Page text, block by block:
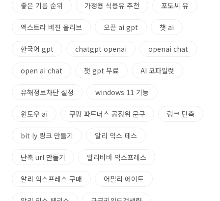
좋은 기름 순위 가정용 식용유 추천 포도씨 유
엑스트라 버진 올리브 오픈 ai gpt 챗 ai
한국어 gpt chatgpt openai openai chat
open ai chat 챗 gpt 무료 AI 코파일럿
유해정보차단 설정 windows 11 기능
윈도우 ai 쿠팡 파트너스 공정위 문구 링크 단축
bit ly 링크 만들기 알리 익스 페스
단축 url 만들기 알리바바 익스프레스
알리 익스프레스 구매 어필리 에이트